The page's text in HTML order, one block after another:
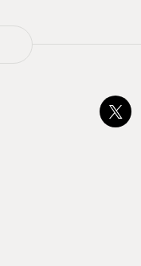
ちゃうじゃぁん
っと試すだけだ
て、クリアしち